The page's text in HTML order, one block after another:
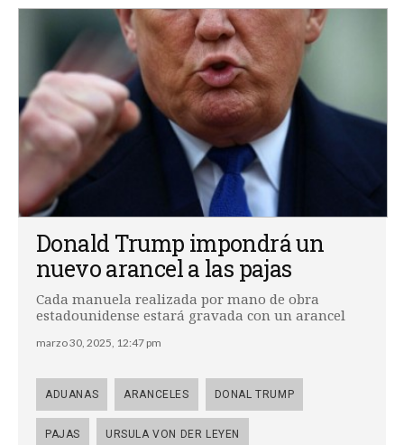
Donald Trump impondrá un
nuevo arancel a las pajas
Cada manuela realizada por mano de obra
estadounidense estará gravada con un arancel
marzo 30, 2025, 12:47 pm
ADUANAS ARANCELES DONAL TRUMP
PAJAS URSULA VON DER LEYEN